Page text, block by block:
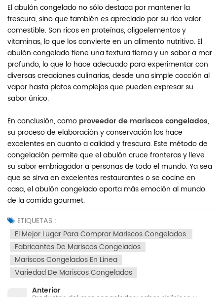
El abulón congelado no sólo destaca por mantener la
frescura, sino que también es apreciado por su rico valor
comestible. Son ricos en proteínas, oligoelementos y
vitaminas, lo que los convierte en un alimento nutritivo. El
abulón congelado tiene una textura tierna y un sabor a mar
profundo, lo que lo hace adecuado para experimentar con
diversas creaciones culinarias, desde una simple cocción al
vapor hasta platos complejos que pueden expresar su
sabor único.
En conclusión, como proveedor de mariscos congelados,
su proceso de elaboración y conservación los hace
excelentes en cuanto a calidad y frescura. Este método de
congelación permite que el abulón cruce fronteras y lleve
su sabor embriagador a personas de todo el mundo. Ya sea
que se sirva en excelentes restaurantes o se cocine en
casa, el abulón congelado aporta más emoción al mundo
de la comida gourmet.
ETIQUETAS :
El Mejor Lugar Para Comprar Mariscos Congelados.
Fabricantes De Mariscos Congelados
Mariscos Congelados En Línea
Variedad De Mariscos Congelados
Anterior